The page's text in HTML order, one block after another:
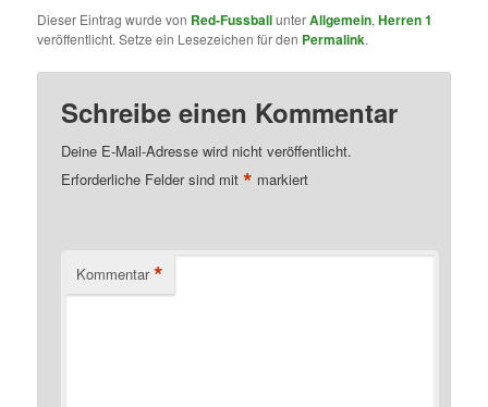
Dieser Eintrag wurde von Red-FussballunterAllgemein,Herren 1
veröffentlicht. Setze ein Lesezeichen für den Permalink.
Schreibe einen Kommentar
Deine E-Mail-Adresse wird nicht veröffentlicht.
Erforderliche Felder sind mit* markiert
Kommentar *